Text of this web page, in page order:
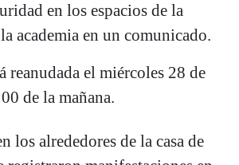
en los espacios de la
academia en un comunicado.
reanudada el miércoles 28 de
de la mañana.
los alrededores de la casa de